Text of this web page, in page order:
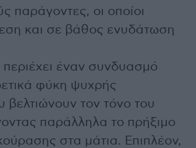
παράγοντες, οι οποίοι
και σε βάθος ενυδάτωση
έναν συνδυασμό
φύκη ψυχρής
τον τόνο του
παράλληλα το πρήξιμο
στα μάτια. Επιπλέον,